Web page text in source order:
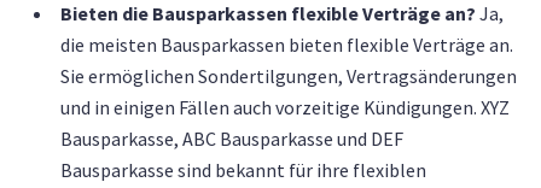
Bieten die Bausparkassen flexible Verträge an? Ja,
die meisten Bausparkassen bieten flexible Verträge an.
Sie ermöglichen Sondertilgungen, Vertragsänderungen
und in einigen Fällen auch vorzeitige Kündigungen. XYZ
Bausparkasse, ABC Bausparkasse und DEF
Bausparkasse sind bekannt für ihre flexiblen